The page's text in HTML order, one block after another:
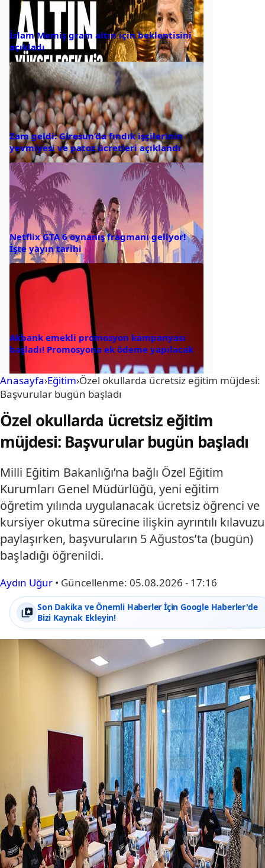
İslam Memiş gram altın için beklentisini
açıkladı
Zam geldi: Giresun’da fındık işçilerinin
yevmiyesi ve patoz ücretleri açıklandı
Netflix GTA 6 oynanış fragmanı geliyor!
İşte yayın tarihi
Akbank emekli promosyon kampanyası
başladı! Promosyona ek ödeme yapılacak
Anasayfa›Eğitim›Özel okullarda ücretsiz eğitim müjdesi:
Başvurular bugün başladı
Özel okullarda ücretsiz eğitim
müjdesi: Başvurular bugün başladı
Milli Eğitim Bakanlığı’na bağlı Özel Eğitim
Kurumları Genel Müdürlüğü, yeni eğitim
öğretim yılında uygulanacak ücretsiz öğrenci ve
kursiyer okutma sürecine ilişkin ayrıntılı kılavuzu
paylaşırken, başvuruların 5 Ağustos’ta (bugün)
başladığı öğrenildi.
Aydın Uğur • Güncellenme: 05.08.2026 - 17:16
Son Dakika ve Önemli Haberler İçin Google Haberler'de
Bizi Kaynak Ekleyin!